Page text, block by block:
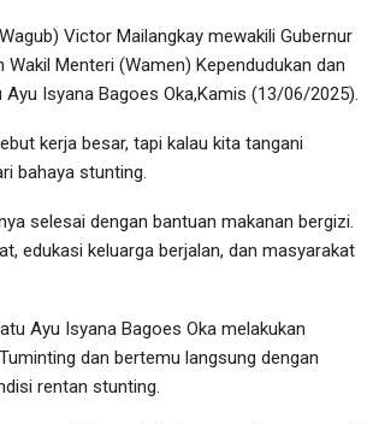
Victor Mailangkay mewakili Gubernur
Menteri (Wamen) Kependudukan dan
Isyana Bagoes Oka,Kamis (13/06/2025).
kerja besar, tapi kalau kita tangani
bahaya stunting.
selesai dengan bantuan makanan bergizi.
edukasi keluarga berjalan, dan masyarakat
Ayu Isyana Bagoes Oka melakukan
dan bertemu langsung dengan
rentan stunting.